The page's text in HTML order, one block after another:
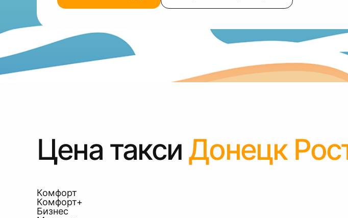
Цена такси Донецк
Комфорт
Комфорт+
Бизнес